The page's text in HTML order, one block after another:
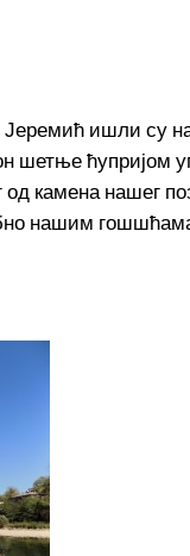
ишли су
шетње ћупријом
од камена нашег
нашим